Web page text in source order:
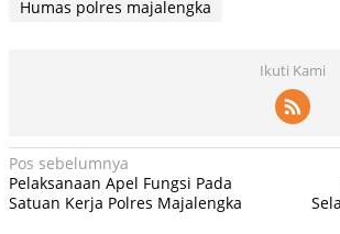
Humas polres majalengka
Ikuti Kami
Navigasi
pos
Pos sebelumnya
Pelaksanaan Apel Fungsi Pada
Satuan Kerja Polres Majalengka